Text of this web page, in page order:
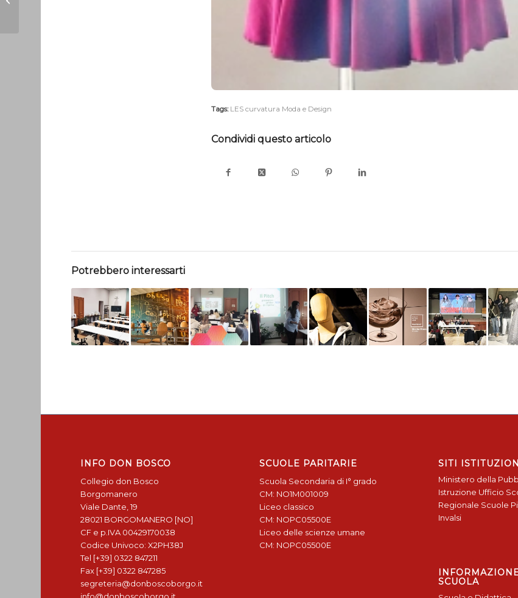
Tags: LES curvatura Moda e Design
Condividi questo articolo
Potrebbero interessarti
INFO DON BOSCO
Collegio don Bosco
Borgomanero
Viale Dante, 19
28021 BORGOMANERO [NO]
CF e p.IVA 00429170038
Codice Univoco: X2PH38J
Tel [+39] 0322 847211
Fax [+39] 0322 847285
segreteria@donboscoborgo.it
info@donboscoborgo.it
SCUOLE PARITARIE
Scuola Secondaria di I° grado
CM: NO1M001009
Liceo classico
CM: NOPC05500E
Liceo delle scienze umane
CM: NOPC05500E
SITI
Ministero della
Istruzione Ufficio
Regionale Scuole
Invalsi
SCUOLA